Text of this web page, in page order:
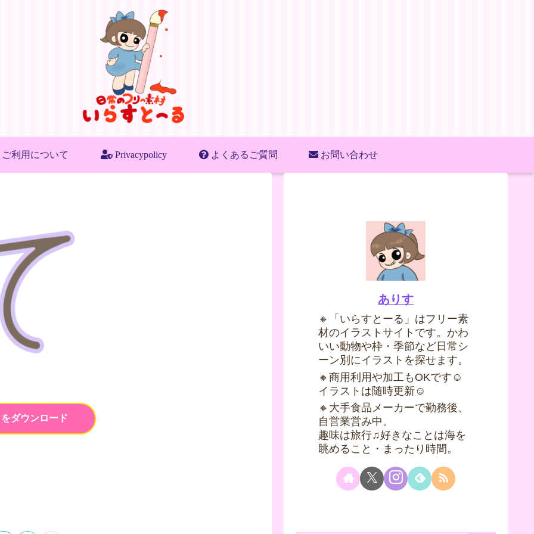
ご利用について Privacypolicy よくあるご質問 お問い合わせ
ダウンロード
ありす
🔸「いらすとーる」はフリー素
材のイラストサイトです。かわ
いい動物や枠・季節など日常シ
ーン別にイラストを探せます。
🔸商用利用や加工もOKです☺
イラストは随時更新☺
🔸大手食品メーカーで勤務後、
自営業営み中。
趣味は旅行♫好きなことは海を
眺めること・まったり時間。